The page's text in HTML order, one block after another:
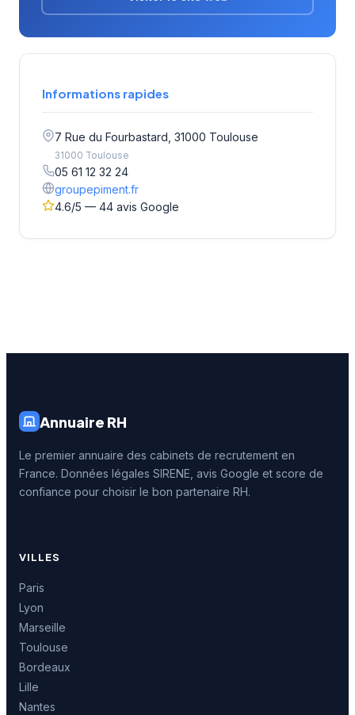
Informations rapides
7 Rue du Fourbastard, 31000 Toulouse
31000 Toulouse
05 61 12 32 24
groupepiment.fr
4.6/5 — 44 avis Google
Annuaire RH
Le premier annuaire des cabinets de recrutement en
France. Données légales SIRENE, avis Google et score de
confiance pour choisir le bon partenaire RH.
VILLES
Paris
Lyon
Marseille
Toulouse
Bordeaux
Lille
Nantes